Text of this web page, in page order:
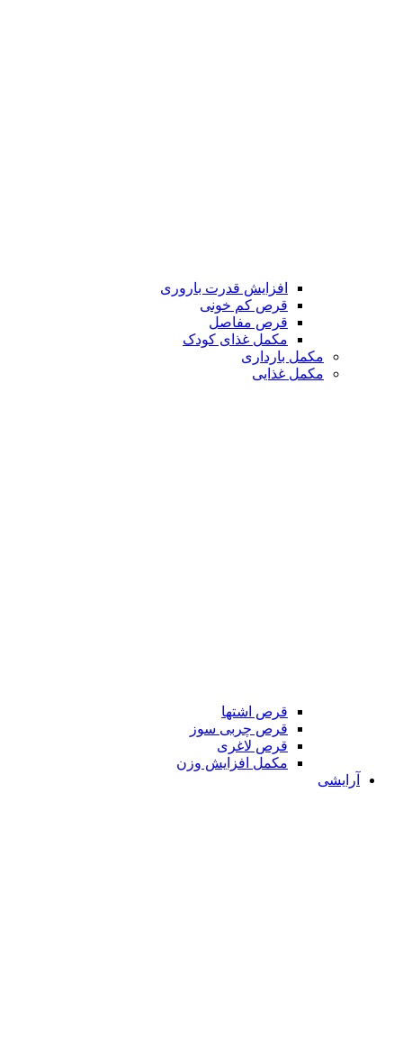
افزایش قدرت باروری
قرص کم خونی
قرص مفاصل
مکمل غذای کودک
مکمل بارداری
مکمل غذایی
قرص اشتها
قرص چربی سوز
قرص لاغری
مکمل افزایش وزن
آرایشی